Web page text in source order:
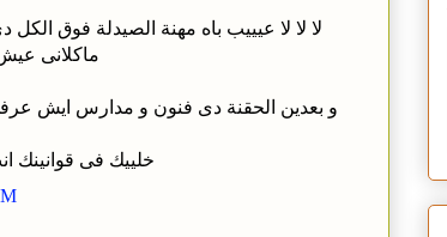
لا لا لا عيييب باه مهنة الصيدلة فوق الكل
ماكلانى
و بعدين الحقنة دى فنون و مدارس ايش
خلييك فى قوانينك